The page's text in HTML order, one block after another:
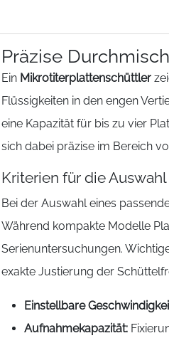
Präzise
Ein Mikrotiterplattenschüttler
Flüssigkeiten in den engen
eine Kapazität für bis zu vier
sich dabei präzise im Bereich
Kriterien für die
Bei der Auswahl eines
Während kompakte Modelle
Serienuntersuchungen.
exakte Justierung der
Einstellbare
Aufnahmekapazität: